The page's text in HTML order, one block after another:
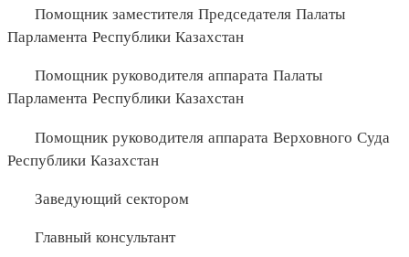
Помощник заместителя Председателя Палаты
Парламента Республики Казахстан
Помощник руководителя аппарата Палаты
Парламента Республики Казахстан
Помощник руководителя аппарата Верховного Суда
Республики Казахстан
Заведующий сектором
Главный консультант